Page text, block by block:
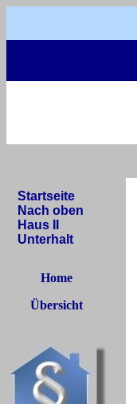
Startseite
Nach oben
Haus II
Unterhalt
Home
Übersicht